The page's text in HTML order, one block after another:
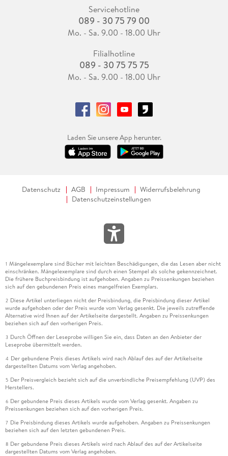
Servicehotline
089 - 30 75 79 00
Mo. - Sa. 9.00 - 18.00 Uhr
Filialhotline
089 - 30 75 75 75
Mo. - Sa. 9.00 - 18.00 Uhr
Laden Sie unsere App herunter.
Datenschutz AGB Impressum
Widerrufsbelehrung
Datenschutzeinstellungen
1 Mängelexemplare sind Bücher mit leichten Beschädigungen, die das Lesen aber nicht
einschränken. Mängelexemplare sind durch einen Stempel als solche gekennzeichnet.
Die frühere Buchpreisbindung ist aufgehoben. Angaben zu Preissenkungen beziehen
sich auf den gebundenen Preis eines mangelfreien Exemplars.
2 Diese Artikel unterliegen nicht der Preisbindung, die Preisbindung dieser Artikel
wurde aufgehoben oder der Preis wurde vom Verlag gesenkt. Die jeweils zutreffende
Alternative wird Ihnen auf der Artikelseite dargestellt. Angaben zu Preissenkungen
beziehen sich auf den vorherigen Preis.
3 Durch Öffnen der Leseprobe willigen Sie ein, dass Daten an den Anbieter der
Leseprobe übermittelt werden.
4 Der gebundene Preis dieses Artikels wird nach Ablauf des auf der Artikelseite
dargestellten Datums vom Verlag angehoben.
5 Der Preisvergleich bezieht sich auf die unverbindliche Preisempfehlung (UVP) des
Herstellers.
6 Der gebundene Preis dieses Artikels wurde vom Verlag gesenkt. Angaben zu
Preissenkungen beziehen sich auf den vorherigen Preis.
7 Die Preisbindung dieses Artikels wurde aufgehoben. Angaben zu Preissenkungen
beziehen sich auf den letzten gebundenen Preis.
8 Der gebundene Preis dieses Artikels wird nach Ablauf des auf der Artikelseite
dargestellten Datums vom Verlag angehoben.